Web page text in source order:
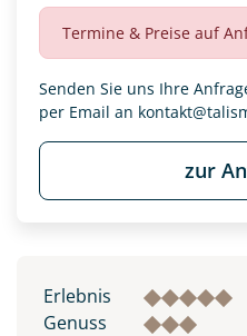
Termine & Preise auf
Senden Sie uns Ihre
per Email an
zur
Erlebnis
Genuss
Kenntnis genommen und